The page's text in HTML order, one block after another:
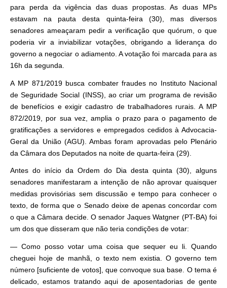
para perda da vigência das duas propostas. As duas MPs
estavam na pauta desta quinta-feira (30), mas diversos
senadores ameaçaram pedir a verificação que quórum, o que
poderia vir a inviabilizar votações, obrigando a liderança do
governo a negociar o adiamento. A votação foi marcada para as
16h da segunda.
A MP 871/2019busca combater fraudes no Instituto Nacional
de Seguridade Social (INSS), ao criar um programa de revisão
de benefícios e exigir cadastro de trabalhadores rurais. A MP
872/2019 , por sua vez, amplia o prazo para o pagamento de
gratificações a servidores e empregados cedidos à Advocacia-
Geral da União (AGU). Ambas foram aprovadas pelo Plenário
da Câmara dos Deputados na noite de quarta-feira (29).
Antes do início da Ordem do Dia desta quinta (30), alguns
senadores manifestaram a intenção de não aprovar quaisquer
medidas provisórias sem discussão e tempo para conhecer o
texto, de forma que o Senado deixe de apenas concordar com
o que a Câmara decide. O senador Jaques Watgner (PT-BA) foi
um dos que disseram que não teria condições de votar:
— Como posso votar uma coisa que sequer eu li. Quando
cheguei hoje de manhã, o texto nem existia. O governo tem
número [suficiente de votos], que convoque sua base. O tema é
delicado, estamos tratando aqui de aposentadorias de gente